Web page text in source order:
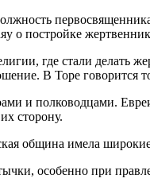
о постройке
где стали делать
В Торе говорится
и полководцами.
сторону.
община имела
особенно при